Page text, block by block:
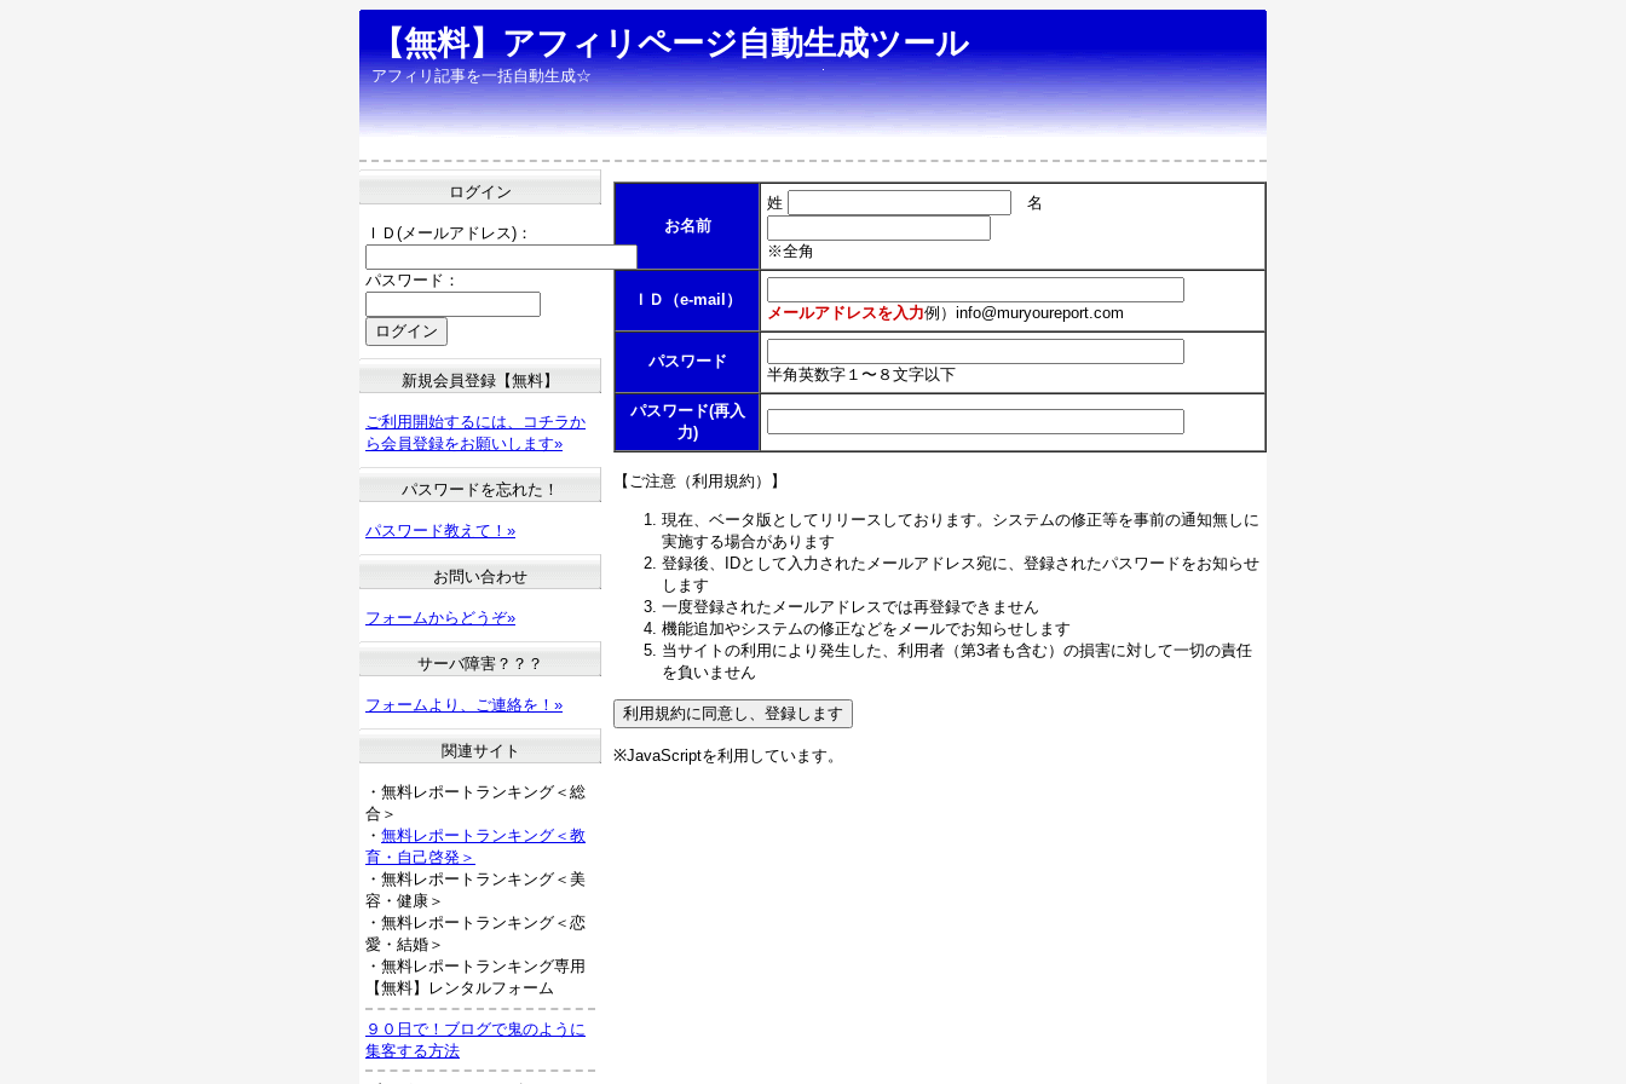
【無料】アフィリページ自動生成ツール
アフィリ記事を一括自動生成☆
お名前
姓 名
※全角
ＩＤ（e-mail）
メールアドレスを入力例） info@muryoureport.com
パスワード
半角英数字１〜８文字以下
パスワード(再入
力)
【ご注意（利用規約）】
現在、ベータ版としてリリースしております。システムの修正等を事前の通知無しに
実施する場合があります
登録後、IDとして入力されたメールアドレス宛に、登録されたパスワードをお知らせ
します
一度登録されたメールアドレスでは再登録できません
機能追加やシステムの修正などをメールでお知らせします
当サイトの利用により発生した、利用者（第3者も含む）の損害に対して一切の責任
を負いません
※JavaScriptを利用しています。
ログイン
ＩＤ(メールアドレス)：
パスワード：
新規会員登録【無料】
ご利用開始するには、コチラか
ら会員登録をお願いします»
パスワードを忘れた！
パスワード教えて！»
お問い合わせ
フォームからどうぞ»
サーバ障害？？？
フォームより、ご連絡を！»
関連サイト
・無料レポートランキング＜総
合＞
・ 無料レポートランキング＜教
育・自己啓発＞
・無料レポートランキング＜美
容・健康＞
・無料レポートランキング＜恋
愛・結婚＞
・無料レポートランキング専用
【無料】レンタルフォーム
９０日で！ブログで鬼のように
集客する方法